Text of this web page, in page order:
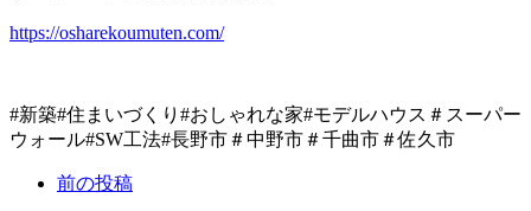
https://osharekoumuten.com/
#新築#住まいづくり#おしゃれな家#モデルハウス＃スーパー
ウォール#SW工法#長野市＃中野市＃千曲市＃佐久市
前の投稿